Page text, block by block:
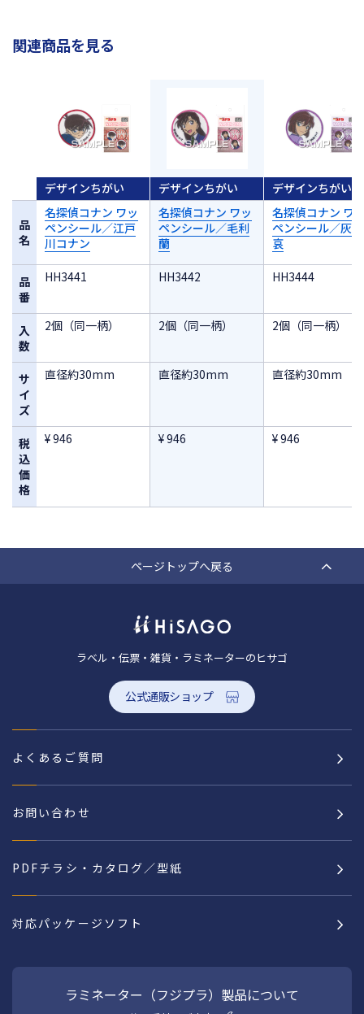
関連商品を見る
品
名
品
番
入
数
サ
イ
ズ
税
込
価
格
デザインちがい
名探偵コナン ワッ
ペンシール／江戸
川コナン
HH3441
2個（同一柄）
直径約30mm
¥ 946
デザインちがい
名探偵コナン ワッ
ペンシール／毛利
蘭
HH3442
2個（同一柄）
直径約30mm
¥ 946
デザインちがい
名探偵コナン ワ
ペンシール／灰原
哀
HH3444
2個（同一柄）
直径約30mm
¥ 946
ページトップへ戻る
ラベル・伝票・雑貨・ラミネーターのヒサゴ
公式通販ショップ
よくあるご質問
お問い合わせ
PDFチラシ・カタログ／型紙
対応パッケージソフト
ラミネーター（フジプラ）製品について